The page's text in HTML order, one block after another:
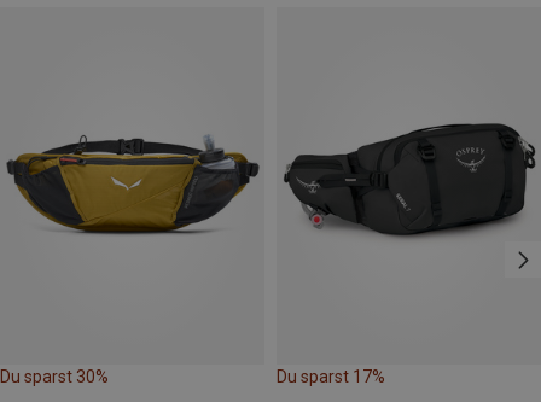
Du sparst 30% Du sparst 17%